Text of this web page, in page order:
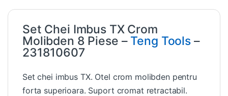
Set Chei Imbus TX Crom
Molibden 8 Piese – Teng Tools–
231810607
Set chei imbus TX. Otel crom molibden pentru
forta superioara. Suport cromat retractabil.